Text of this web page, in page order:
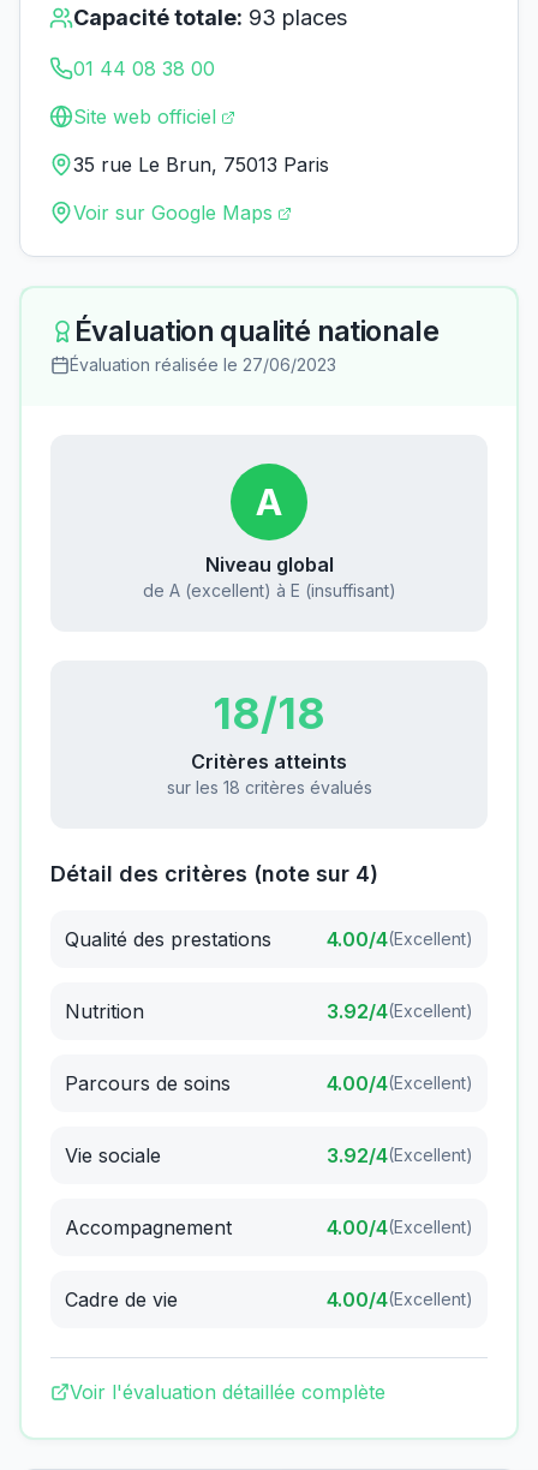
Capacité totale: 93 places
01 44 08 38 00
Site web officiel
35 rue Le Brun, 75013 Paris
Voir sur Google Maps
Évaluation qualité nationale
Évaluation réalisée le 27/06/2023
A
Niveau global
de A (excellent) à E (insuffisant)
18/18
Critères atteints
sur les 18 critères évalués
Détail des critères (note sur 4)
Qualité des prestations 4.00/4(Excellent)
Nutrition 3.92/4(Excellent)
Parcours de soins 4.00/4(Excellent)
Vie sociale 3.92/4(Excellent)
Accompagnement 4.00/4(Excellent)
Cadre de vie 4.00/4(Excellent)
Voir l'évaluation détaillée complète